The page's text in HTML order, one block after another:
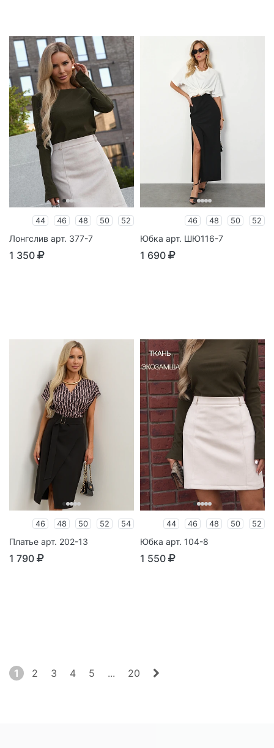
44 46 48 50 52
Лонгслив арт. 377-7
1 350
46 48 50 52
Юбка арт. ШЮ116-7
1 690
46 48 50 52 54
Платье арт. 202-13
1 790
44 46 48 50 52
Юбка арт. 104-8
1 550
1 2 3 4 5 ... 20